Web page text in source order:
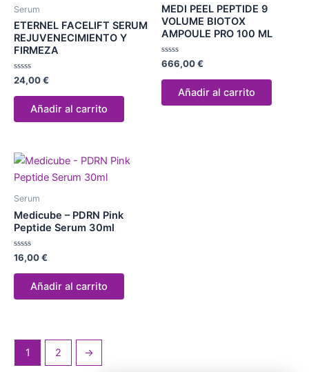
Serum
ETERNEL FACELIFT SERUM
REJUVENECIMIENTO Y
FIRMEZA
Valorado
con
0
24,00€
Añadir al carrito
MEDI PEEL PEPTIDE 9
VOLUME BIOTOX
AMPOULE PRO 100 ML
Valorado
0
666,00€
Añadir al carrito
Serum
Medicube – PDRN Pink
Peptide Serum 30ml
Valorado
con
0
16,00€
Añadir al carrito
1 2 →